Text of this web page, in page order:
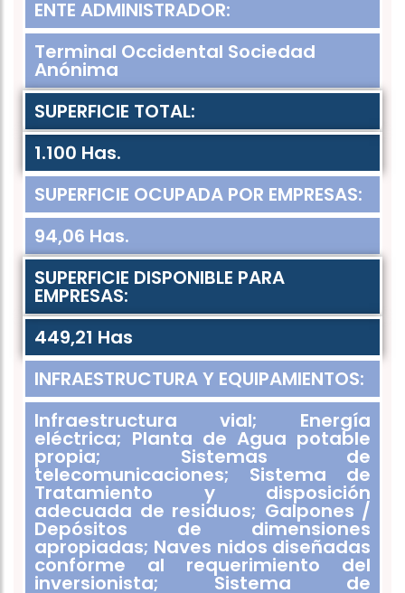
ENTE ADMINISTRADOR:
Terminal Occidental Sociedad
Anónima
SUPERFICIE TOTAL:
1.100 Has.
SUPERFICIE OCUPADA POR EMPRESAS:
94,06 Has.
SUPERFICIE DISPONIBLE PARA
EMPRESAS:
449,21 Has
INFRAESTRUCTURA Y EQUIPAMIENTOS:
Infraestructura vial; Energía
eléctrica; Planta de Agua potable
propia; Sistemas de
telecomunicaciones; Sistema de
Tratamiento y disposición
adecuada de residuos; Galpones /
Depósitos de dimensiones
apropiadas; Naves nidos diseñadas
conforme al requerimiento del
inversionista; Sistema de